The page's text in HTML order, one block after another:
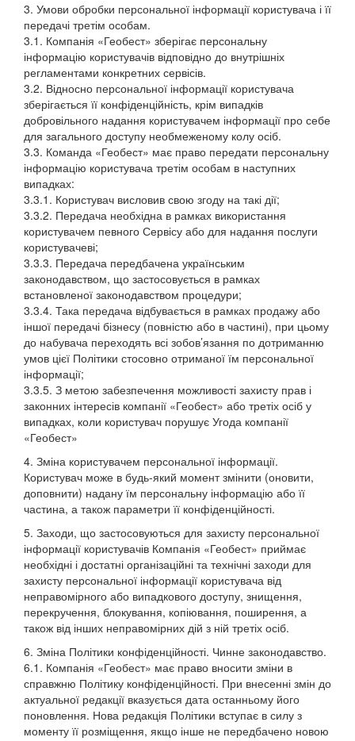
3. Умови обробки персональної інформації користувача і її
передачі третім особам.
3.1. Компанія «Геобест» зберігає персональну
інформацію користувачів відповідно до внутрішніх
регламентами конкретних сервісів.
3.2. Відносно персональної інформації користувача
зберігається її конфіденційність, крім випадків
добровільного надання користувачем інформації про себе
для загального доступу необмеженому колу осіб.
3.3. Команда «Геобест» має право передати персональну
інформацію користувача третім особам в наступних
випадках:
3.3.1. Користувач висловив свою згоду на такі дії;
3.3.2. Передача необхідна в рамках використання
користувачем певного Сервісу або для надання послуги
користувачеві;
3.3.3. Передача передбачена українським
законодавством, що застосовується в рамках
встановленої законодавством процедури;
3.3.4. Така передача відбувається в рамках продажу або
іншої передачі бізнесу (повністю або в частині), при цьому
до набувача переходять всі зобов’язання по дотриманню
умов цієї Політики стосовно отриманої їм персональної
інформації;
3.3.5. З метою забезпечення можливості захисту прав і
законних інтересів компанії «Геобест» або третіх осіб у
випадках, коли користувач порушує Угода компанії
«Геобест»
4. Зміна користувачем персональної інформації.
Користувач може в будь-який момент змінити (оновити,
доповнити) надану їм персональну інформацію або її
частина, а також параметри її конфіденційності.
5. Заходи, що застосовуються для захисту персональної
інформації користувачів Компанія «Геобест» приймає
необхідні і достатні організаційні та технічні заходи для
захисту персональної інформації користувача від
неправомірного або випадкового доступу, знищення,
перекручення, блокування, копіювання, поширення, а
також від інших неправомірних дій з ній третіх осіб.
6. Зміна Політики конфіденційності. Чинне законодавство.
6.1. Компанія «Геобест» має право вносити зміни в
справжню Політику конфіденційності. При внесенні змін до
актуальної редакції вказується дата останньому його
поновлення. Нова редакція Політики вступає в силу з
моменту її розміщення, якщо інше не передбачено новою